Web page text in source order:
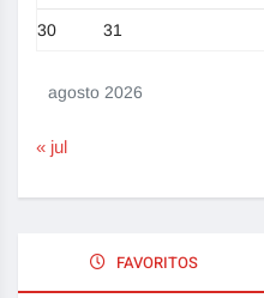
agosto 2026
30 31
« jul
FAVORITOS